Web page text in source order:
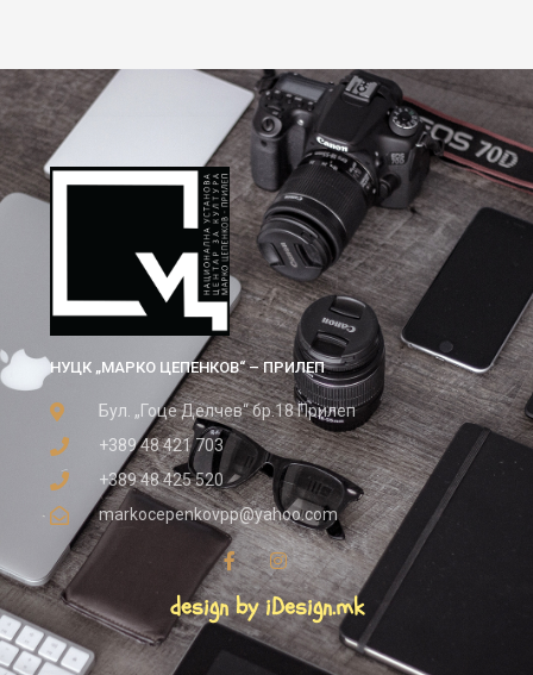
НУЦК „МАРКО ЦЕПЕНКОВ“ – ПРИЛЕП
Бул. „Гоце Делчев“ бр.18 Прилеп
+389 48 421 703
+389 48 425 520
markocepenkovpp@yahoo.com
design by iDesign.mk